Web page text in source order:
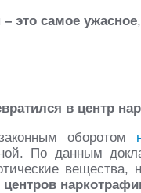
это самое ужасное
в центр
оборотом
По данным
вещества,
центров